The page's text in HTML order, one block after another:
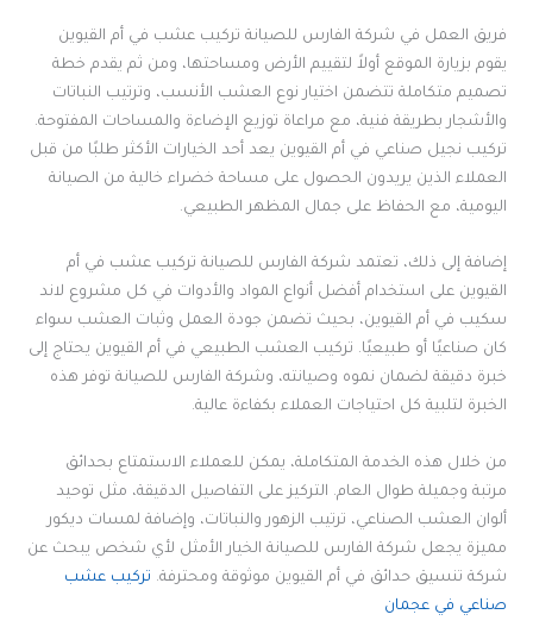
فريق العمل في شركة الفارس للصيانة تركيب عشب في أم القيوين
يقوم بزيارة الموقع أولاً لتقييم الأرض ومساحتها، ومن ثم يقدم خطة
تصميم متكاملة تتضمن اختيار نوع العشب الأنسب، وترتيب النباتات
والأشجار بطريقة فنية، مع مراعاة توزيع الإضاءة والمساحات المفتوحة.
تركيب نجيل صناعي في أم القيوين يعد أحد الخيارات الأكثر طلبًا من قبل
العملاء الذين يريدون الحصول على مساحة خضراء خالية من الصيانة
اليومية، مع الحفاظ على جمال المظهر الطبيعي.
إضافة إلى ذلك، تعتمد شركة الفارس للصيانة تركيب عشب في أم
القيوين على استخدام أفضل أنواع المواد والأدوات في كل مشروع لاند
سكيب في أم القيوين، بحيث تضمن جودة العمل وثبات العشب سواء
كان صناعيًا أو طبيعيًا. تركيب العشب الطبيعي في أم القيوين يحتاج إلى
خبرة دقيقة لضمان نموه وصيانته، وشركة الفارس للصيانة توفر هذه
الخبرة لتلبية كل احتياجات العملاء بكفاءة عالية.
من خلال هذه الخدمة المتكاملة، يمكن للعملاء الاستمتاع بحدائق
مرتبة وجميلة طوال العام. التركيز على التفاصيل الدقيقة، مثل توحيد
ألوان العشب الصناعي، ترتيب الزهور والنباتات، وإضافة لمسات ديكور
مميزة يجعل شركة الفارس للصيانة الخيار الأمثل لأي شخص يبحث عن
شركة تنسيق حدائق في أم القيوين موثوقة ومحترفة. تركيب عشب
صناعي في عجمان